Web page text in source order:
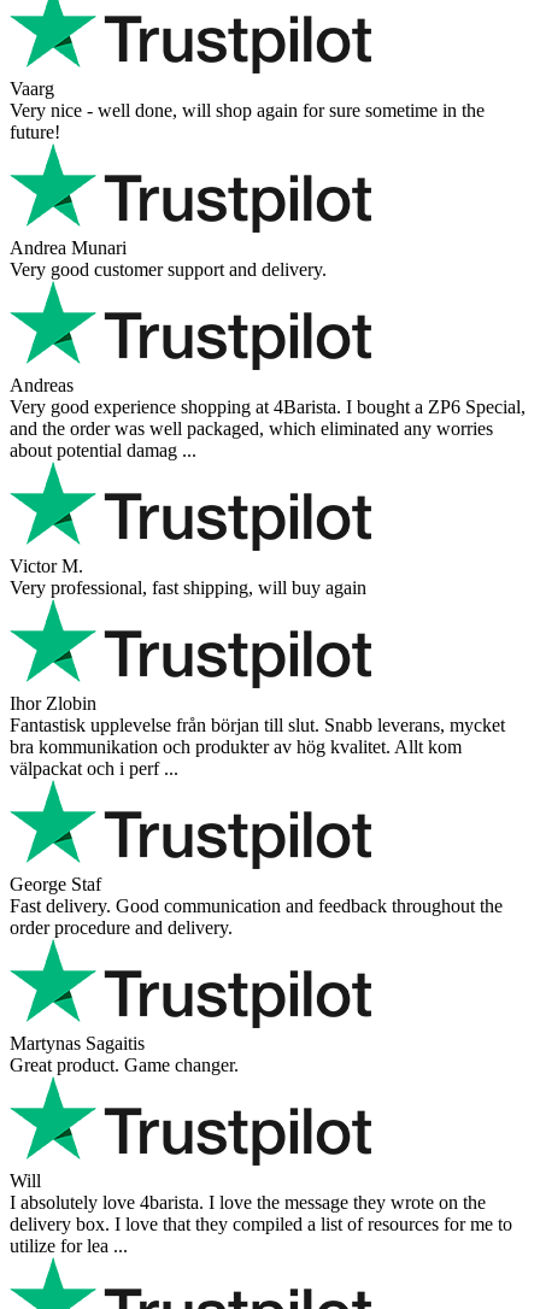
Vaarg
Very nice - well done, will shop again for sure sometime in the
future!
Andrea Munari
Very good customer support and delivery.
Andreas
Very good experience shopping at 4Barista. I bought a ZP6 Special,
and the order was well packaged, which eliminated any worries
about potential damag ...
Victor M.
Very professional, fast shipping, will buy again
Ihor Zlobin
Fantastisk upplevelse från början till slut. Snabb leverans, mycket
bra kommunikation och produkter av hög kvalitet. Allt kom
välpackat och i perf ...
George Staf
Fast delivery. Good communication and feedback throughout the
order procedure and delivery.
Martynas Sagaitis
Great product. Game changer.
Will
I absolutely love 4barista. I love the message they wrote on the
delivery box. I love that they compiled a list of resources for me to
utilize for lea ...